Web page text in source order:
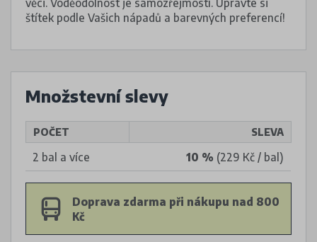
štítek podle Vašich nápadů a barevných preferencí!
Množstevní slevy
POČET SLEVA
2 bal a více 10 % (229 Kč / bal)
Doprava zdarma při nákupu nad 800
Kč